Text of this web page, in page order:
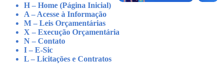
H – Home (Página Inicial)
A – Acesse à Informação
M – Leis Orçamentárias
X – Execução Orçamentária
N – Contato
I – E-Sic
L – Licitações e Contratos